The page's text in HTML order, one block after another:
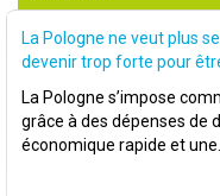
La Pologne ne veut plus
devenir trop forte pour
La Pologne s’impose
grâce à des dépenses de
économique rapide et une..